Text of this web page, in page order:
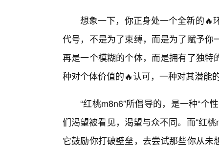
想象一下，你正身处一个全新的🔥
代号，不是为了束缚，而是为了赋予
再是一个模糊的个体，而是拥有了独
种对个体价值的🔥认可，一种对其潜能
“红桃m8n6”所倡导的，是一种“个
们渴望被看见，渴望与众不同。而“红
它鼓励你打破壁垒，去尝试那些你从